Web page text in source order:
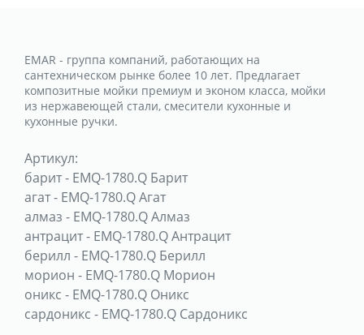
EMAR - группа компаний, работающих на
сантехническом рынке более 10 лет. Предлагает
композитные мойки премиум и эконом класса, мойки
из нержавеющей стали, смесители кухонные и
кухонные ручки.
Артикул:
барит- EMQ-1780.Q Барит
агат- EMQ-1780.Q Агат
алмаз - EMQ-1780.Q Алмаз
антрацит- EMQ-1780.Q Антрацит
берилл - EMQ-1780.Q Берилл
морион - EMQ-1780.Q Морион
оникс - EMQ-1780.Q Оникс
сардоникс - EMQ-1780.Q Сардоникс